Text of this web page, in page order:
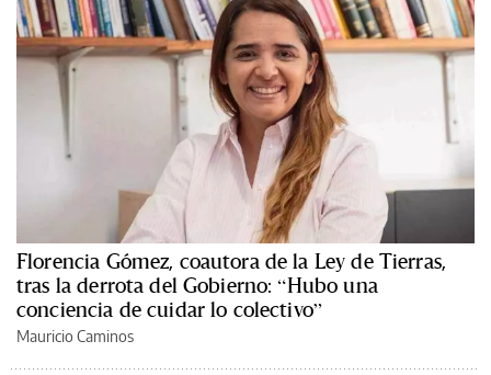
Florencia Gómez, coautora de la Ley de Tierras,
tras la derrota del Gobierno: “Hubo una
conciencia de cuidar lo colectivo”
Mauricio Caminos